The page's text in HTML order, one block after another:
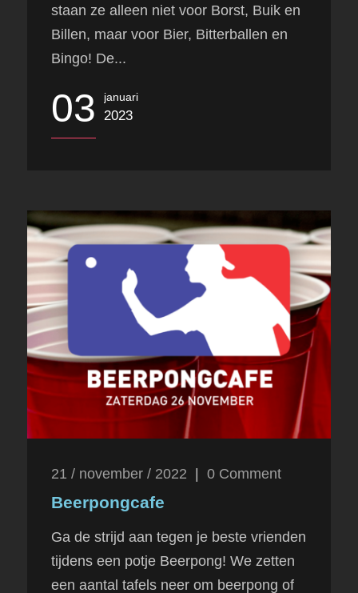
staan ze alleen niet voor Borst, Buik en
Billen, maar voor Bier, Bitterballen en
Bingo! De...
03 januari
2023
21 / november / 2022 0 Comment
Beerpongcafe
Ga de strijd aan tegen je beste vrienden
tijdens een potje Beerpong! We zetten
een aantal tafels neer om beerpong of